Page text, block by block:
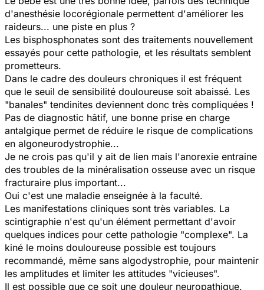
d'anesthésie locorégionale permettent d'améliorer les
raideurs... une piste en plus ?
Les bisphosphonates sont des traitements nouvellement
essayés pour cette pathologie, et les résultats semblent
prometteurs.
Dans le cadre des douleurs chroniques il est fréquent
que le seuil de sensibilité douloureuse soit abaissé. Les
"banales" tendinites deviennent donc très compliquées !
Pas de diagnostic hâtif, une bonne prise en charge
antalgique permet de réduire le risque de complications
en algoneurodystrophie...
Je ne crois pas qu'il y ait de lien mais l'anorexie entraine
des troubles de la minéralisation osseuse avec un risque
fracturaire plus important...
Oui c'est une maladie enseignée à la faculté.
Les manifestations cliniques sont très variables. La
scintigraphie n'est qu'un élément permettant d'avoir
quelques indices pour cette pathologie "complexe". La
kiné le moins douloureuse possible est toujours
recommandé, même sans algodystrophie, pour maintenir
les amplitudes et limiter les attitudes "vicieuses".
Il est possible que ce soit une douleur neuropathique.